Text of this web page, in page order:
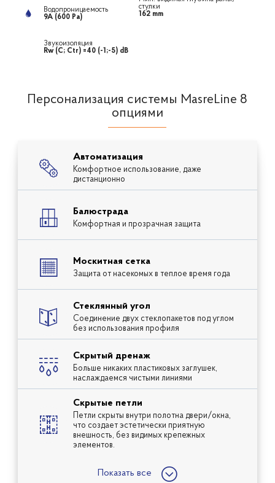
Водопроницаемость
9А (600 Ра)
Звукоизоляция
Rw (C; Ctr) =40 (-1;-5) dB
стулки
162 mm
Персонализация системы MasreLine 8
опциями
Автоматизация
Комфортное использование, даже
дистанционно
Балюстрада
Комфортная и прозрачная защита
Москитная сетка
Защита от насекомых в теплое время года
Стеклянный угол
Соединение двух стеклопакетов под углом
без использования профиля
Скрытый дренаж
Больше никаких пластиковых заглушек,
наслаждаемся чистыми линиями
Скрытые петли
Петли скрыты внутри полотна двери/окна,
что создает эстетически приятную
внешность, без видимых крепежных
элементов.
Показать все ;